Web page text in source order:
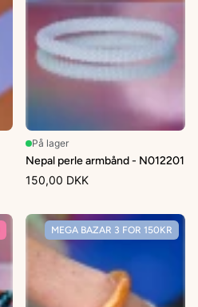
På lager
Nepal perle armbånd - N012201
150,00 DKK
MEGA BAZAR 3 FOR 150KR